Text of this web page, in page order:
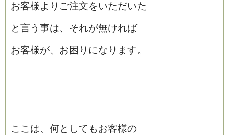
お客様よりご注文をいただいた
と言う事は、それが無ければ
お客様が、お困りになります。
ここは、何としてもお客様の